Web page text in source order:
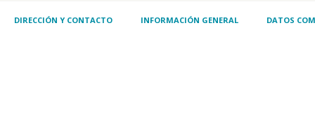
DIRECCIÓN Y CONTACTO INFORMACIÓN GENERAL DATOS